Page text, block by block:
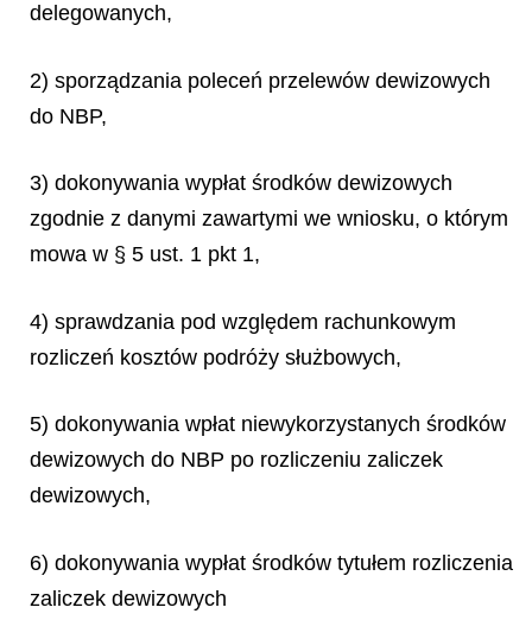
delegowanych,
2) sporządzania poleceń przelewów dewizowych
do NBP,
3) dokonywania wypłat środków dewizowych
zgodnie z danymi zawartymi we wniosku, o którym
mowa w § 5 ust. 1 pkt 1,
4) sprawdzania pod względem rachunkowym
rozliczeń kosztów podróży służbowych,
5) dokonywania wpłat niewykorzystanych środków
dewizowych do NBP po rozliczeniu zaliczek
dewizowych,
6) dokonywania wypłat środków tytułem rozliczenia
zaliczek dewizowych